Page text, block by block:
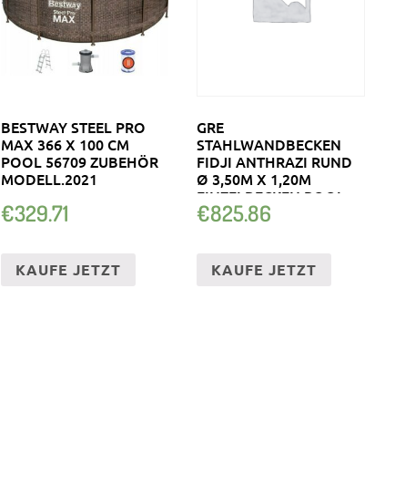
BESTWAY STEEL PRO
MAX 366 X 100 CM
POOL 56709 ZUBEHÖR
MODELL.2021
€329.71
KAUFE JETZT
GRE
STAHLWANDBECKEN
FIDJI ANTHRAZI RUND
Ø 3,50M X 1,20M
EINZELBECKEN POOL
RUNDPOOL…
€825.86
KAUFE JETZT